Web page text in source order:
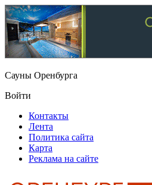
Сауны Оренбурга
Войти
Контакты
Лента
Политика сайта
Карта
Реклама на сайте